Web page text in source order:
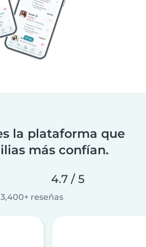
la plataforma que
más confían.
4.7 / 5
3,400+ reseñas